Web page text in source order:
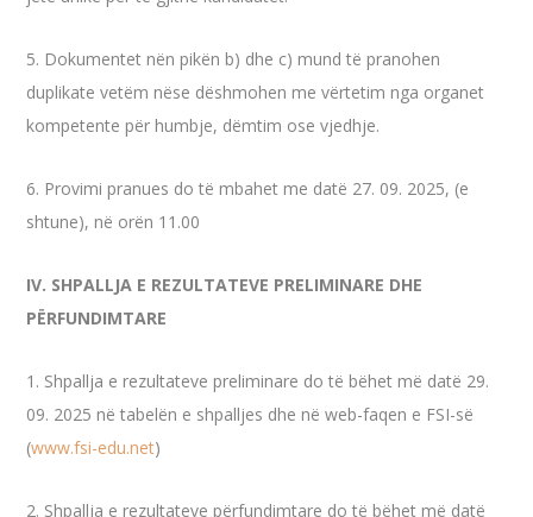
5. Dokumentet nën pikën b) dhe c) mund të pranohen
duplikate vetëm nëse dëshmohen me vërtetim nga organet
kompetente për humbje, dëmtim ose vjedhje.
6. Provimi pranues do të mbahet me datë 27. 09. 2025, (e
shtune), në orën 11.00
IV. SHPALLJA E REZULTATEVE PRELIMINARE DHE
PËRFUNDIMTARE
1. Shpallja e rezultateve preliminare do të bëhet më datë 29.
09. 2025 në tabelën e shpalljes dhe në web-faqen e FSI-së
(www.fsi-edu.net)
2. Shpallja e rezultateve përfundimtare do të bëhet më datë